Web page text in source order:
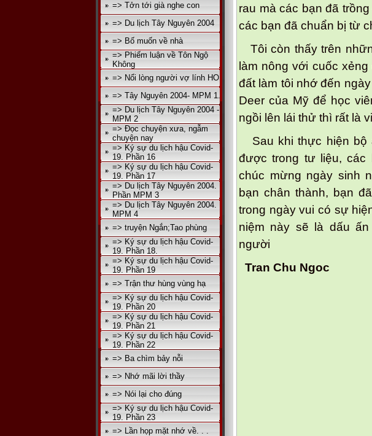
=> Tởn tới già nghe con
=> Du lịch Tây Nguyên 2004
=> Bố muốn về nhà
=> Phiếm luận về Tôn Ngộ
Không
=> Nổi lòng người vợ lính HO
=> Tây Nguyên 2004- MPM 1.
=> Du lịch Tây Nguyên 2004 -
MPM 2
=> Đọc chuyện xưa, ngẫm
chuyện nay
=> Ký sự du lịch hậu Covid-
19. Phần 16
=> Ký sự du lịch hậu Covid-
19. Phần 17
=> Du lịch Tây Nguyên 2004.
Phần MPM 3
=> Du lịch Tây Nguyên 2004.
MPM 4
=> truyện Ngắn;Tao phùng
=> Ký sự du lịch hậu Covid-
19. Phần 18.
=> Ký sự du lịch hậu Covid-
19. Phần 19
=> Trận thư hùng vùng hạ
=> Ký sự du lịch hậu Covid-
19. Phần 20
=> Ký sự du lịch hậu Covid-
19. Phần 21
=> Ký sự du lịch hậu Covid-
19. Phần 22
=> Ba chìm bảy nỗi
=> Nhớ mãi lời thầy
=> Nói lại cho đúng
=> Ký sự du lịch hậu Covid-
19. Phần 23
=> Lần họp mặt nhớ về. . .
rau mà các bạn đã
các bạn đã chuẩn bị từ
Tôi còn thấy trên
làm nông với cuốc
đất làm tôi nhớ đến
Deer của Mỹ để học
ngồi lên lái thử thì rất là
Sau khi thực hiện bộ
được trong tư liệu, các
chúc mừng ngày sinh
bạn chân thành, bạn
trong ngày vui có sự
niệm này sẽ là dấu
người
Tran Chu Ngoc